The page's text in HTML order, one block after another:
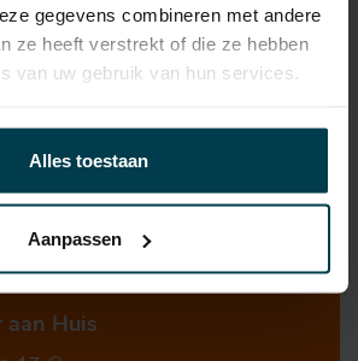
gegevens combineren met andere
ze heeft verstrekt of die ze hebben
van uw gebruik van hun services.
Alles toestaan
Aanpassen
Huis